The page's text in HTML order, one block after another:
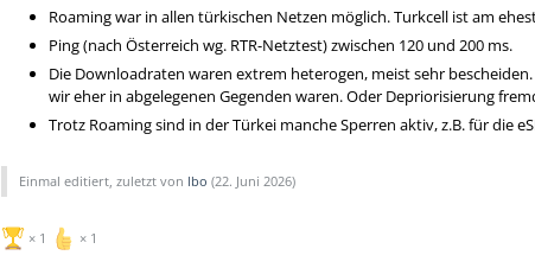
Roaming war in allen türkischen Netzen möglich. Turkcell ist am
Ping (nach Österreich wg. RTR-Netztest) zwischen 120 und 200 ms.
Die Downloadraten waren extrem heterogen, meist sehr
wir eher in abgelegenen Gegenden waren. Oder Depriorisierung
Trotz Roaming sind in der Türkei manche Sperren aktiv, z.B. für die
Einmal editiert, zuletzt von lbo (22. Juni 2026)
1 1